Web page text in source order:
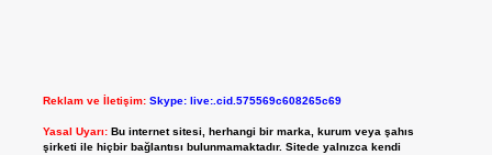
Reklam ve İletişim: Skype: live:.cid.575569c608265c69
Yasal Uyarı: Bu internet sitesi, herhangi bir marka, kurum veya şahıs
şirketi ile hiçbir bağlantısı bulunmamaktadır. Sitede yalnızca kendi